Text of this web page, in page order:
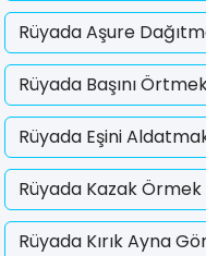
Rüyada Aşure
Rüyada Başını
Rüyada Eşini
Rüyada Kazak Örmek
Rüyada Kırık Ayna